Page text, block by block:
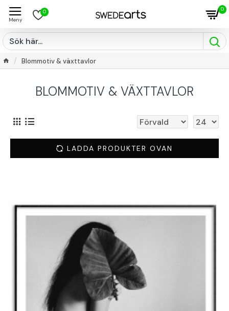
0 0
Blommotiv & växttavlor
BLOMMOTIV & VÄXTTAVLOR
LADDA PRODUKTER OVAN